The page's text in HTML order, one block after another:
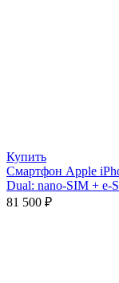
Купить
Смартфон Apple
Dual: nano-SIM + e-
81 500 ₽